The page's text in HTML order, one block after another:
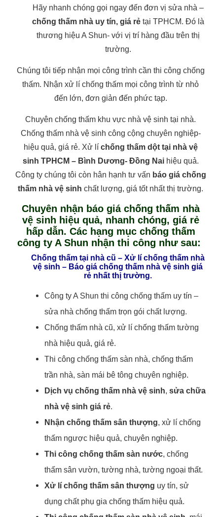
Hãy nhanh chóng gọi ngay đến đơn vị sửa nhà –
chống thấm nhà uy tín, giá rẻtại TPHCM. Đó là
thương hiệu A Shun- với vị trí hàng đầu trên thị
trường.
Chúng tôi tiếp nhận mọi công trình cần thi công chống
thấm. Nhận xử lí chống thấm mọi công trình từ nhỏ
đến lớn, đơn giản đến phức tạp.
Chuyên chống thấm khu vực nhà vệ sinh tại nhà.
Chống thấm nhà vệ sinh công cộng chuyên nghiệp-
hiệu quả, giá rẻ. Xử lí chống thấm dột tại nhà vệ
sinh TPHCM – Bình Dương- Đồng Naihiệu quả.
Công ty chúng tôi còn hân hạnh tư vấn báo giá chống
thấm nhà vệ sinh chất lượng, giá tốt nhất thị trường.
Chuyên nhận báo giá chống thấm nhà
vệ sinh hiệu quả, nhanh chóng, giá rẻ
hấp dẫn. Các hạng mục chống thấm
công ty A Shun nhận thi công như sau:
Chống thấm tại nhà cũ – Xử lí chống thấm nhà
vệ sinh – Báo giá chống thấm nhà vệ sinh giá
rẻ nhất thị trường.
Công ty A Shun thi công chống thấm uy tín –
sửa nhà chống thấm trọn gói chất lượng.
Chống thấm nhà cũ, xử lí chống thấm tường
nhà hiệu quả, giá rẻ.
Thi công chống thấm sàn nhà, chống thấm
trần nhà, sàn mái bê tông chuyên nghiệp.
Dịch vụ chống thấm nhà vệ sinh, sửa chữa
nhà vệ sinh giá rẻ.
Nhận chống thấm sân thượng, xử lí chống
thấm ngược hiệu quả, chuyên nghiệp.
Thi công chống thấm sàn nước, chống
thấm sân vườn, tường nhà, tường ngoại thất.
Xử lí chống thấm sân thượng uy tín, sử
dụng chất phụ gia chống thấm hiệu quả.